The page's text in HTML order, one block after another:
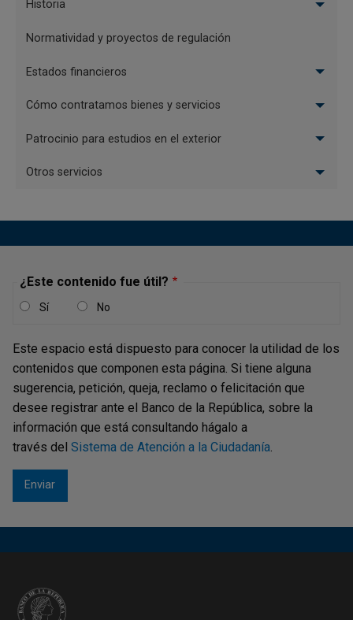
aceptar la política de tratamiento de datos.
Lea lapolítica de tratamiento de datos personales
indique si la conoció y la acepta. Hacerlo es necesario
b.Al correo electrónico registrado, se enviará el código de
verificación para que pueda realizar la creación de la
cuenta. El código de verificación se enviará para la
recuperación o actualización de contraseña y para la
confirmación de existencia y actualización del correo
electrónico.
número enviado en el campo del código y haga clic en
"Verificar".
Historia
Normatividad y proyectos de regulación
Estados financieros
Cómo contratamos bienes y servicios
Patrocinio para estudios en el exterior
Otros servicios
¿Este contenido fue útil?
Sí No
Este espacio está dispuesto para conocer la utilidad de los
contenidos que componen esta página. Si tiene alguna
sugerencia, petición, queja, reclamo o felicitación que
desee registrar ante el Banco de la República, sobre la
información que está consultando hágalo a
través del Sistema de Atención a la Ciudadanía.